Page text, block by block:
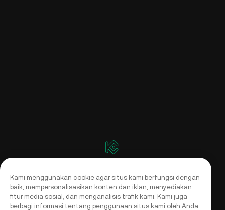
Kami menggunakan cookie agar situs kami berfungsi dengan
baik, mempersonalisasikan konten dan iklan, menyediakan
fitur media sosial, dan menganalisis trafik kami. Kami juga
berbagi informasi tentang penggunaan situs kami oleh Anda